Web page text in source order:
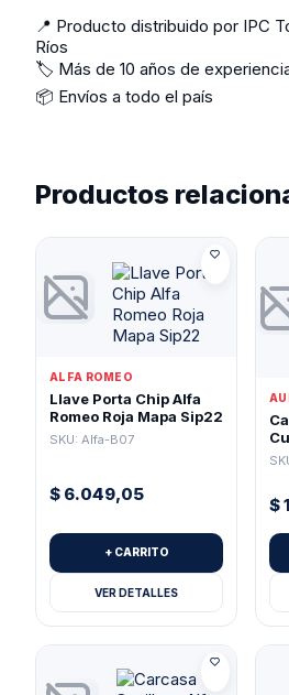
📍 Producto distribuido por IPC
Ríos
🏷️ Más de 10 años de
📦 Envíos a todo el país
Productos
ALFA ROMEO
Llave Porta Chip Alfa
Romeo Roja Mapa Sip22
SKU: Alfa-B07
$ 6.049,05
+ CARRITO
VER DETALLES
$